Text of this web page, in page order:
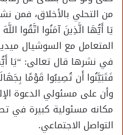
من التحلي بالأخلاق، فمن
يَا أَيُّهَا الَّذِينَ آمَنُوا اتَّقُوا
المتعامل مع السوشيال
في نشرها قال تعالى: “يَا
فَتَبَيَّنُوا أَن تُصِيبُوا قَوْمًا
وأن على مسئولي الدعوة
مكانه مسئولية كبيرة في
التواصل الاجتماعي.